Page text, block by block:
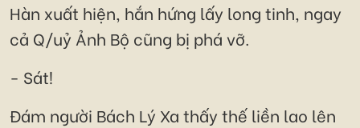
Hàn xuất hiện, hắn hứng lấy long tinh, ngay
cả Q/uỷ Ảnh Bộ cũng bị phá vỡ.
- Sát!
Đám người Bách Lý Xa thấy thế liền lao lên